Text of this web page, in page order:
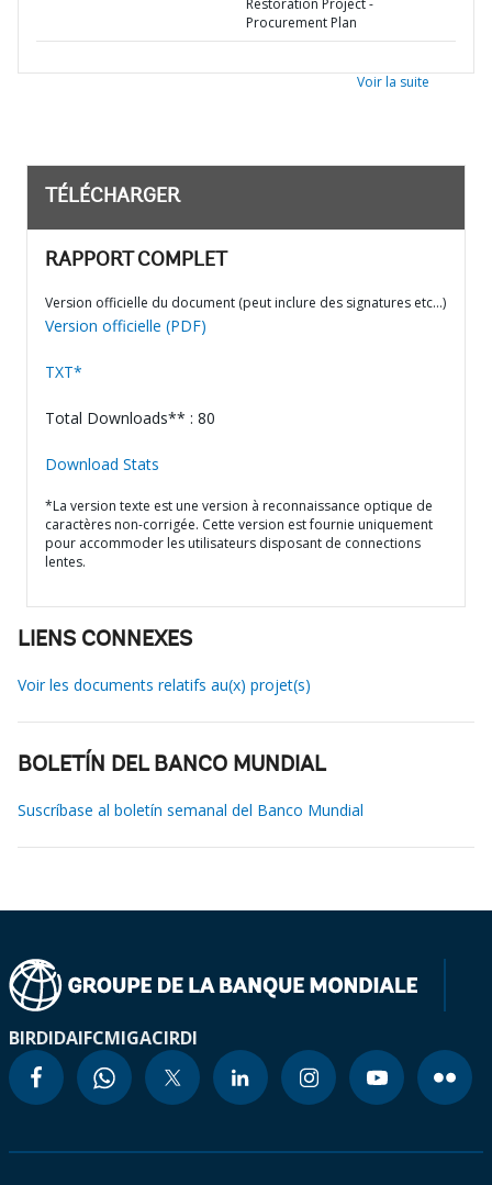
Restoration Project -
Procurement Plan
Voir la suite
TÉLÉCHARGER
RAPPORT COMPLET
Version officielle du document (peut inclure des signatures etc…)
Version officielle (PDF)
TXT*
Total Downloads** : 80
Download Stats
*La version texte est une version à reconnaissance optique de
caractères non-corrigée. Cette version est fournie uniquement
pour accommoder les utilisateurs disposant de connections
lentes.
LIENS CONNEXES
Voir les documents relatifs au(x) projet(s)
BOLETÍN DEL BANCO MUNDIAL
Suscríbase al boletín semanal del Banco Mundial
BIRDIDAIFCMIGACIRDI